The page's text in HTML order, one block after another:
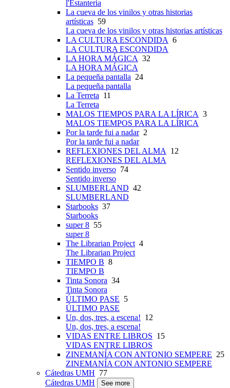
l'Estanteria
La cueva de los vinilos y otras historias
artísticas 59
La cueva de los vinilos y otras historias artísticas
LA CULTURA ESCONDIDA 6
LA CULTURA ESCONDIDA
LA HORA MÁGICA 32
LA HORA MÁGICA
La pequeña pantalla 24
La pequeña pantalla
La Terreta 11
La Terreta
MALOS TIEMPOS PARA LA LÍRICA 3
MALOS TIEMPOS PARA LA LÍRICA
Por la tarde fui a nadar2
Por la tarde fui a nadar
REFLEXIONES DEL ALMA 12
REFLEXIONES DEL ALMA
Sentido inverso 74
Sentido inverso
SLUMBERLAND 42
SLUMBERLAND
Starbooks 37
Starbooks
super 8 55
super 8
The Librarian Project4
The Librarian Project
TIEMPO B 8
TIEMPO B
Tinta Sonora 34
Tinta Sonora
ÚLTIMO PASE 5
ÚLTIMO PASE
Un, dos, tres, a escena! 12
Un, dos, tres, a escena!
VIDAS ENTRE LIBROS 15
VIDAS ENTRE LIBROS
ZINEMANÍA CON ANTONIO SEMPERE 25
ZINEMANÍA CON ANTONIO SEMPERE
Cátedras UMH 77
Cátedras UMH
See more